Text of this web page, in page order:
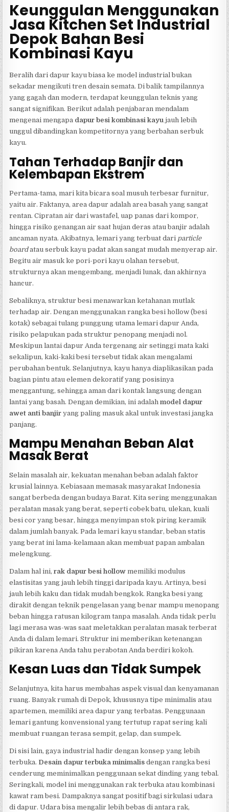
Keunggulan Menggunakan
Jasa Kitchen Set Industrial
Depok Bahan Besi
Kombinasi Kayu
Beralih dari dapur kayu biasa ke model industrial bukan
sekadar mengikuti tren desain semata. Di balik tampilannya
yang gagah dan modern, terdapat keunggulan teknis yang
sangat signifikan. Berikut adalah penjabaran mendalam
mengenai mengapa dapur besi kombinasi kayu jauh lebih
unggul dibandingkan kompetitornya yang berbahan serbuk
kayu.
Tahan Terhadap Banjir dan
Kelembapan Ekstrem
Pertama-tama, mari kita bicara soal musuh terbesar furnitur,
yaitu air. Faktanya, area dapur adalah area basah yang sangat
rentan. Cipratan air dari wastafel, uap panas dari kompor,
hingga risiko genangan air saat hujan deras atau banjir adalah
ancaman nyata. Akibatnya, lemari yang terbuat dari particle
boardatau serbuk kayu padat akan sangat mudah menyerap air.
Begitu air masuk ke pori-pori kayu olahan tersebut,
strukturnya akan mengembang, menjadi lunak, dan akhirnya
hancur.
Sebaliknya, struktur besi menawarkan ketahanan mutlak
terhadap air. Dengan menggunakan rangka besi hollow (besi
kotak) sebagai tulang punggung utama lemari dapur Anda,
risiko pelapukan pada struktur penopang menjadi nol.
Meskipun lantai dapur Anda tergenang air setinggi mata kaki
sekalipun, kaki-kaki besi tersebut tidak akan mengalami
perubahan bentuk. Selanjutnya, kayu hanya diaplikasikan pada
bagian pintu atau elemen dekoratif yang posisinya
menggantung, sehingga aman dari kontak langsung dengan
lantai yang basah. Dengan demikian, ini adalahmodel dapur
awet anti banjir yang paling masuk akal untuk investasi jangka
panjang.
Mampu Menahan Beban Alat
Masak Berat
Selain masalah air, kekuatan menahan beban adalah faktor
krusial lainnya. Kebiasaan memasak masyarakat Indonesia
sangat berbeda dengan budaya Barat. Kita sering menggunakan
peralatan masak yang berat, seperti cobek batu, ulekan, kuali
besi cor yang besar, hingga menyimpan stok piring keramik
dalam jumlah banyak. Pada lemari kayu standar, beban statis
yang berat ini lama-kelamaan akan membuat papan ambalan
melengkung.
Dalam hal ini,rak dapur besi hollow memiliki modulus
elastisitas yang jauh lebih tinggi daripada kayu. Artinya, besi
jauh lebih kaku dan tidak mudah bengkok. Rangka besi yang
dirakit dengan teknik pengelasan yang benar mampu menopang
beban hingga ratusan kilogram tanpa masalah. Anda tidak perlu
lagi merasa was-was saat meletakkan peralatan masak terberat
Anda di dalam lemari. Struktur ini memberikan ketenangan
pikiran karena Anda tahu perabotan Anda berdiri kokoh.
Kesan Luas dan Tidak Sumpek
Selanjutnya, kita harus membahas aspek visual dan kenyamanan
ruang. Banyak rumah di Depok, khususnya tipe minimalis atau
apartemen, memiliki area dapur yang terbatas. Penggunaan
lemari gantung konvensional yang tertutup rapat sering kali
membuat ruangan terasa sempit, gelap, dan sumpek.
Di sisi lain, gaya industrial hadir dengan konsep yang lebih
terbuka. Desain dapur terbuka minimalis dengan rangka besi
cenderung meminimalkan penggunaan sekat dinding yang tebal.
Seringkali, model ini menggunakan rak terbuka atau kombinasi
kawat ram besi. Dampaknya sangat positif bagi sirkulasi udara
di dapur. Udara bisa mengalir lebih bebas di antara rak,